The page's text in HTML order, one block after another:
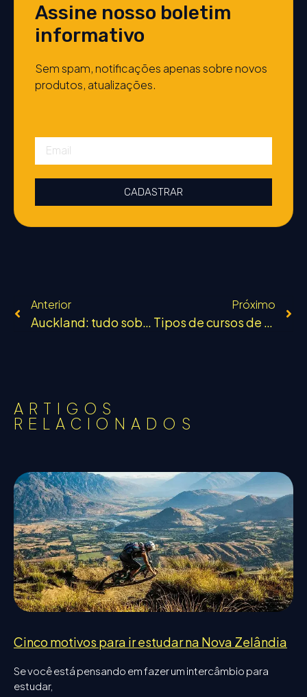
Assine nosso boletim
informativo
Sem spam, notificações apenas sobre novos
produtos, atualizações.
CADASTRAR
Anterior
Auckland: tudo sobre a maior cidade da Nova Zelândia
Próximo
Tipos de cursos de inglês para fazer na Nova Zelândia
ARTIGOS
RELACIONADOS
Cinco motivos para ir estudar na Nova Zelândia
Se você está pensando em fazer um intercâmbio para
estudar,